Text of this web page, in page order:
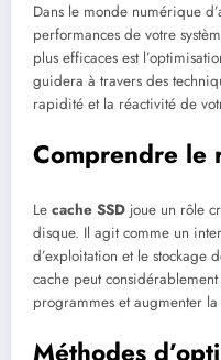
Dans le monde numérique
performances de votre
plus efficaces est
guidera à travers des
rapidité et la réactivité de
Comprendre le
Le cache SSD joue un rôle
disque. Il agit comme un
d’exploitation et le stockage
cache peut
programmes et augmenter
Méthodes